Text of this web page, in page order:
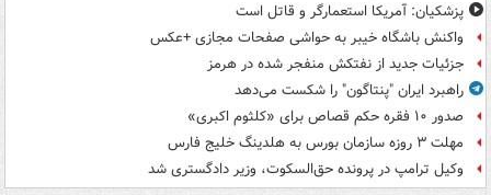
پزشکیان: آمریکا استعمارگر و قاتل است
واکنش باشگاه خیبر به حواشی صفحات مجازی +عکس
جزئیات جدید از نفتکش منفجر شده در هرمز
راهبرد ایران "پنتاگون" را شکست می‌دهد
صدور ۱۰ فقره حکم قصاص برای «کلثوم اکبری»
مهلت ۳ روزه سازمان بورس به هلدینگ خلیج فارس
وکیل ترامپ در پرونده حق‌السکوت، وزیر دادگستری شد